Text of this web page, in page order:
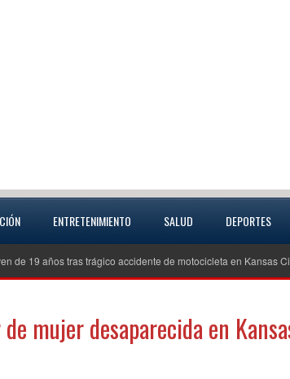
ENTRETENIMIENTO SALUD DEPORTES
años tras trágico accidente de motocicleta en Kansas City,
mujer desaparecida en